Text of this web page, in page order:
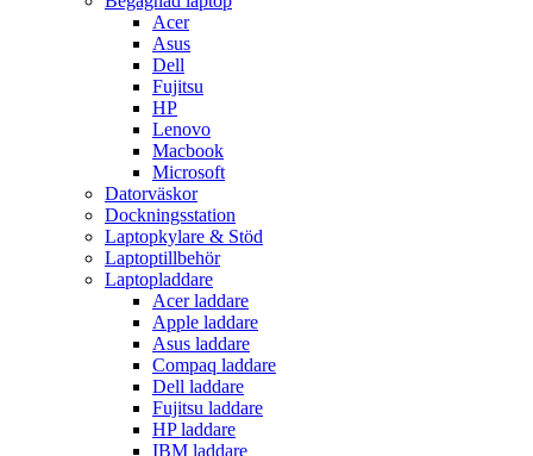
Acer
Asus
Dell
Fujitsu
HP
Lenovo
Macbook
Microsoft
Datorväskor
Dockningsstation
Laptopkylare & Stöd
Laptoptillbehör
Laptopladdare
Acer laddare
Apple laddare
Asus laddare
Compaq laddare
Dell laddare
Fujitsu laddare
HP laddare
IBM laddare